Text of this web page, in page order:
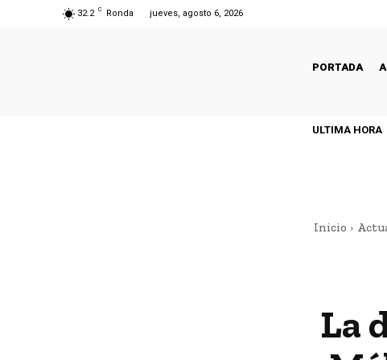
32.2 C Ronda jueves, agosto 6, 2026
PORTADA
ULTIMA HORA
Inicio
La